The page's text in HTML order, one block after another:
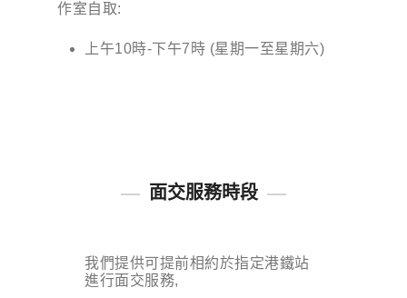
作室自取:
上午10時-下午7時 (星期一至星期六)
面交服務時段
我們提供可提前相約於指定港鐵站
進行面交服務,